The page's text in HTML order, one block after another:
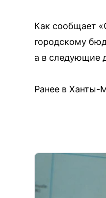
Как сообщает
городскому
а в следующие
Ранее в Ханты-